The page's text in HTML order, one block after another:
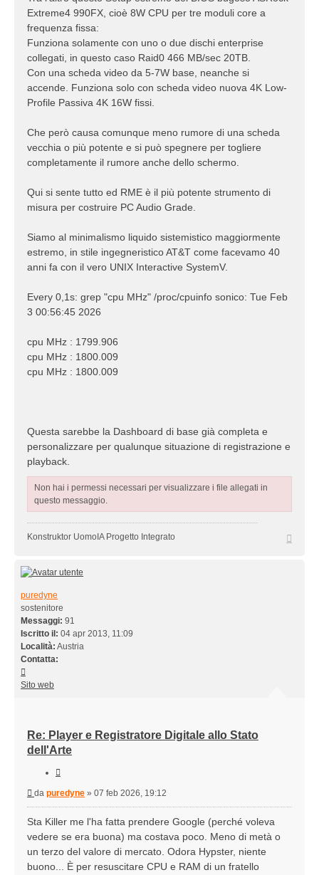
Extreme4 990FX, cioè 8W CPU per tre moduli core a
frequenza fissa:
Funziona solamente con uno o due dischi enterprise
collegati, in questo caso Raid0 466 MB/sec 20TB.
Con una scheda video da 5-7W base, neanche si
accende. Funziona solo con scheda video nuova 4K Low-
Profile Passiva 4K 16W fissi.
Che però causa comunque meno rumore di una scheda
vecchia o più potente e si può spegnere per togliere
completamente il rumore anche dello schermo.
Qui si sente tutto ed RME è il più potente strumento di
misura per costruire PC Audio Grade.
Siamo al minimalismo liquido sistemistico maggiormente
estremo, in stile ingegneristico AT&T come facevamo 40
anni fa con il vero UNIX Interactive SystemV.
Every 0,1s: grep "cpu MHz" /proc/cpuinfo sonico: Tue Feb
3 00:56:45 2026
cpu MHz : 1799.906
cpu MHz : 1800.009
cpu MHz : 1800.009
Questa sarebbe la Dashboard di base già completa e
personalizzare per qualunque situazione di registrazione e
playback.
Non hai i permessi necessari per visualizzare i file allegati in
questo messaggio.
Konstruktor UomoIA Progetto Integrato
puredyne
sostenitore
Messaggi: 91
Iscritto il: 04 apr 2013, 11:09
Località: Austria
Contatta:
puredyne
Sito web
Re: Player e Registratore Digitale allo Stato
dell'Arte
Messaggio
da puredyne » 07 feb 2026, 19:12
Sta Killer me l'ha fatta prendere Google (perché voleva
vedere se era buona) ma costava poco. Meno di metà o
un terzo del valore di mercato. Odora Hypster, niente
buono... È per resuscitare CPU e RAM di un fratello